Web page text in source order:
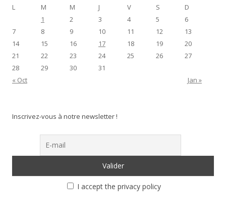
L
M M J V S
D
1
2 3 4 5
6
7
8 9 10 11 12
13
14
15 16 17 18 19
20
21
22 23 24 25 26
27
28
29 30
31
« Oct
Jan »
Inscrivez-vous à notre newsletter !
I accept the privacy policy